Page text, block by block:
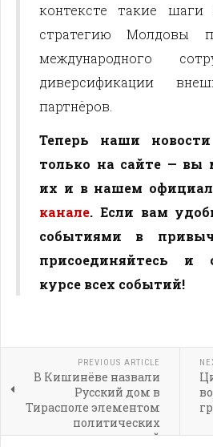
контексте такие шаги
стратегию Молдовы
международного
диверсификации
партнёров.
Теперь наши
только на сайте — вы
их и в нашем
канале. Если вам
событиями в
присоединяйтесь и
курсе всех событий!
PREVIOUS ARTICLE
В Кишинёве назвали
Русский дом в
Тирасполе элементом
политических
провокаций